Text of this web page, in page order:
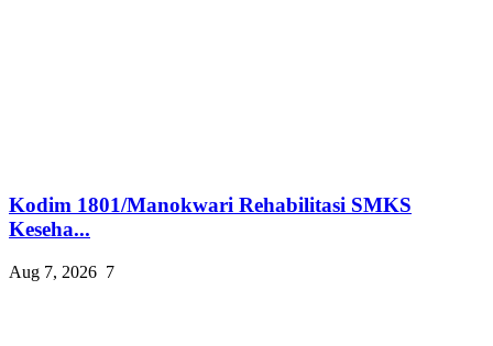
Kodim 1801/Manokwari Rehabilitasi SMKS
Keseha...
Aug 7, 2026 7